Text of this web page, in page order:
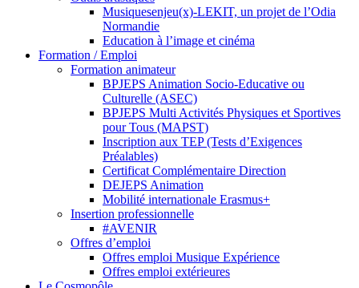
Musiquesenjeu(x)-LEKIT, un projet de l’Odia
Normandie
Education à l’image et cinéma
Formation / Emploi
Formation animateur
BPJEPS Animation Socio-Educative ou
Culturelle (ASEC)
BPJEPS Multi Activités Physiques et Sportives
pour Tous (MAPST)
Inscription aux TEP (Tests d’Exigences
Préalables)
Certificat Complémentaire Direction
DEJEPS Animation
Mobilité internationale Erasmus+
Insertion professionnelle
#AVENIR
Offres d’emploi
Offres emploi Musique Expérience
Offres emploi extérieures